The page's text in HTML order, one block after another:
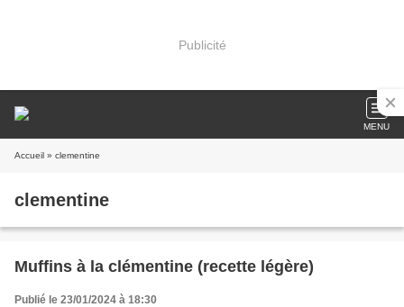
Publicité
MENU
Accueil » clementine
clementine
Muffins à la clémentine (recette légère)
Publié le 23/01/2024 à 18:30